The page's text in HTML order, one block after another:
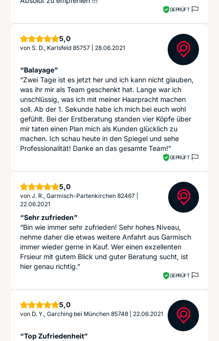
GEPRÜFT
5,0Sterne
von S. D., Karlsfeld 85757 28.06.2021
“Balayage”
“Zwei Tage ist es jetzt her und ich kann nicht glauben,
was ihr mir als Team geschenkt hat. Lange war ich
unschlüssig, was ich mit meiner Haarpracht machen
soll. Ab der 1. Sekunde habe ich mich bei euch wohl
gefühlt. Bei der Erstberatung standen vier Köpfe über
mir taten einen Plan mich als Kunden glücklich zu
machen. Ich schau heute in den Spiegel und sehe
Professionalität! Danke an das gesamte Team!”
GEPRÜFT
5,0Sterne
von J. R., Garmisch-Partenkirchen 82467
22.06.2021
“Sehr zufrieden”
“Bin wie immer sehr zufrieden! Sehr hohes Niveau,
nehme daher die etwas weitere Anfahrt aus Garmisch
immer wieder gerne in Kauf. Wer einen exzellenten
Frsieur mit gutem Blick und guter Beratung sucht, ist
hier genau richtig.”
GEPRÜFT
5,0Sterne
von D. Y., Garching bei München 85748 22.06.2021
“Top Zufriedenheit”